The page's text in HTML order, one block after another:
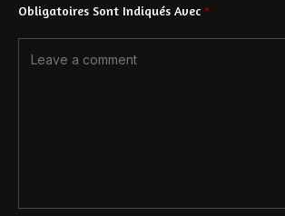
Obligatoires Sont Indiqués Avec *